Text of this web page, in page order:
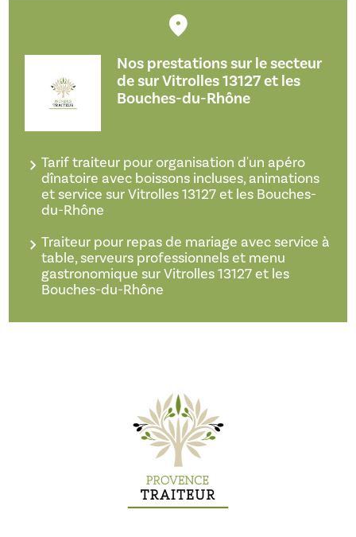
Nos prestations sur le secteur
de sur Vitrolles 13127 et les
Bouches-du-Rhône
Tarif traiteur pour organisation d'un apéro
dînatoire avec boissons incluses, animations
et service sur Vitrolles 13127 et les Bouches-
du-Rhône
Traiteur pour repas de mariage avec service à
table, serveurs professionnels et menu
gastronomique sur Vitrolles 13127 et les
Bouches-du-Rhône